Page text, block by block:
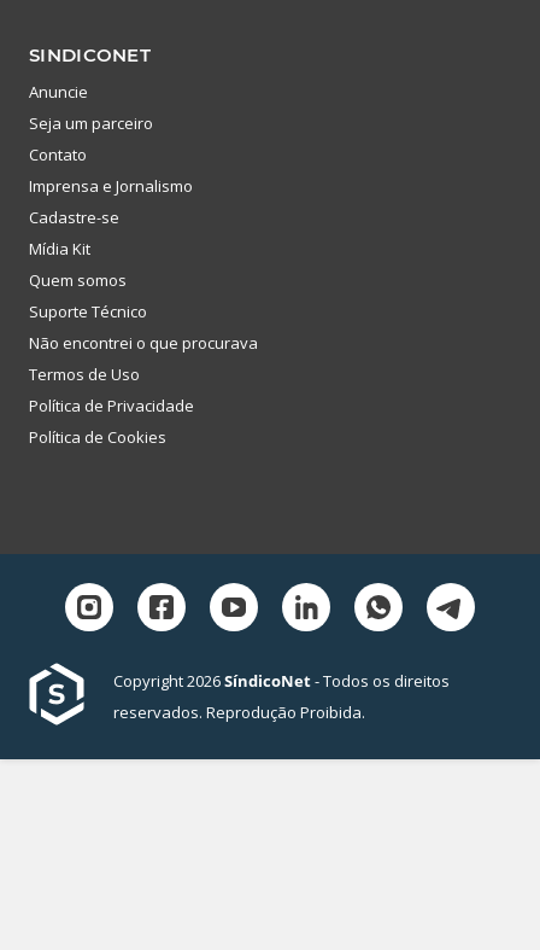
SINDICONET
Anuncie
Seja um parceiro
Contato
Imprensa e Jornalismo
Cadastre-se
Mídia Kit
Quem somos
Suporte Técnico
Não encontrei o que procurava
Termos de Uso
Política de Privacidade
Política de Cookies
Copyright 2026SíndicoNet- Todos os direitos
reservados. Reprodução Proibida.